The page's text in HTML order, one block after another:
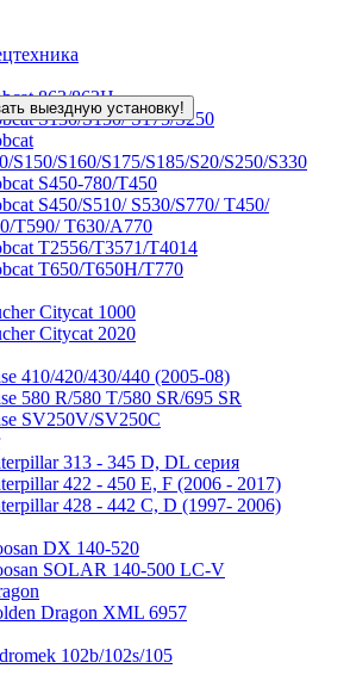
863/863H
S130/S150/ S175/S250
S150/S160/S175/S185/S20/S250/S330
S450-780/Т450
S450/S510/ S530/S770/ T450/
T590/ T630/A770
T2556/T3571/T4014
T650/T650H/T770
Citycat 1000
Citycat 2020
410/420/430/440 (2005-08)
580 R/580 T/580 SR/695 SR
SV250V/SV250C
313 - 345 D, DL серия
422 - 450 E, F (2006 - 2017)
428 - 442 C, D (1997- 2006)
DX 140-520
SOLAR 140-500 LC-V
Dragon XML 6957
102b/102s/105
выездную установку!